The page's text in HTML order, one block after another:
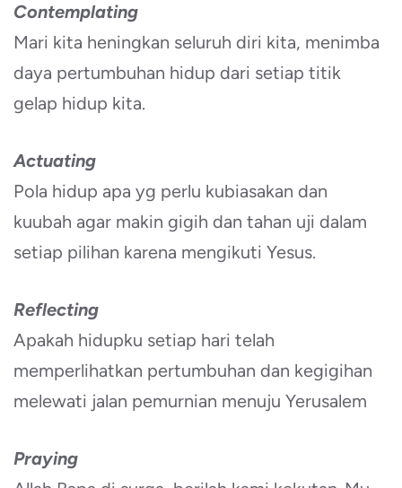
Contemplating
Mari kita heningkan seluruh diri kita, menimba
daya pertumbuhan hidup dari setiap titik
gelap hidup kita.
Actuating
Pola hidup apa yg perlu kubiasakan dan
kuubah agar makin gigih dan tahan uji dalam
setiap pilihan karena mengikuti Yesus.
Reflecting
Apakah hidupku setiap hari telah
memperlihatkan pertumbuhan dan kegigihan
melewati jalan pemurnian menuju Yerusalem
Praying